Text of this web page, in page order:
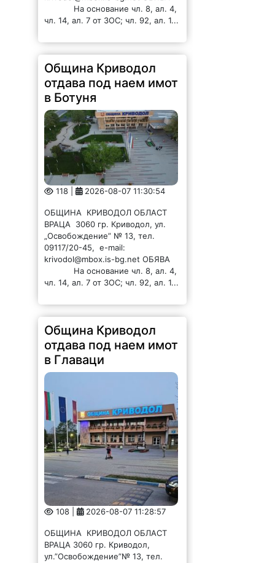
в Ботуня
118 | 2026-08-07 11:30:54
ОБЩИНА КРИВОДОЛ ОБЛАСТ
ВРАЦА 3060 гр. Криводол, ул.
09117/20-45, e-mail:
krivodol@mbox.is-bg.net ОБЯВА
На основание чл. 8, ал. 4,
чл. 14, ал. 7 от ЗОС; чл. 92, ал. 1...
в Главаци
108 | 2026-08-07 11:28:57
ОБЩИНА КРИВОДОЛ ОБЛАСТ
ВРАЦА 3060 гр. Криводол,
09117 / 20-45, e-mail:
krivodol@mbox.is-bg.net ОБЯВА
На основание чл. 8, ал. 4,